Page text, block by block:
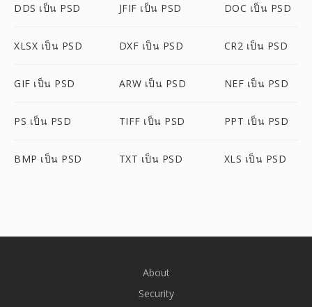
DDS เป็น PSD JFIF เป็น PSD DOC เป็น PSD
XLSX เป็น PSD DXF เป็น PSD CR2 เป็น PSD
GIF เป็น PSD ARW เป็น PSD NEF เป็น PSD
PS เป็น PSD TIFF เป็น PSD PPT เป็น PSD
BMP เป็น PSD TXT เป็น PSD XLS เป็น PSD
About
Security